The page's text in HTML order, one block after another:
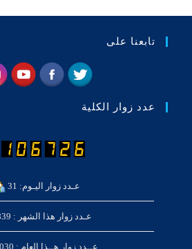
تابعنا على
عدد زوار الكلية
عـدد زوار اليـوم: 31
عـدد زوار هذا الشهر : 839
عــدد زوار هــذا العام : 19030